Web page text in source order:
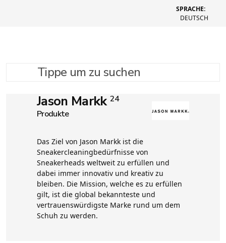
SPRACHE:
DEUTSCH
Tippe um zu suchen
Jason Markk24
Produkte
Das Ziel von Jason Markk ist die
Sneakercleaningbedürfnisse von
Sneakerheads weltweit zu erfüllen und
dabei immer innovativ und kreativ zu
bleiben. Die Mission, welche es zu erfüllen
gilt, ist die global bekannteste und
vertrauenswürdigste Marke rund um dem
Schuh zu werden.